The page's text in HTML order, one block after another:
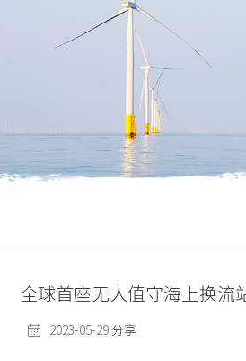
全球首座无人值守海上换流
2023-05-29分享